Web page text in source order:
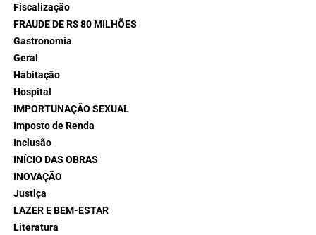
Fiscalização
FRAUDE DE R$ 80 MILHÕES
Gastronomia
Geral
Habitação
Hospital
IMPORTUNAÇÃO SEXUAL
Imposto de Renda
Inclusão
INÍCIO DAS OBRAS
INOVAÇÃO
Justiça
LAZER E BEM-ESTAR
Literatura